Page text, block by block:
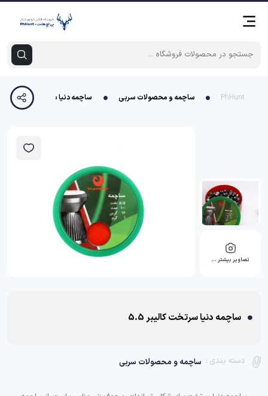
PhHunt ساچمه و محصولات سربی ساچمه دنیا سرتخت کالیبر 5.5
تصاویر بیشتر …
ساچمه دنیا سرتخت کالیبر 5.5
دسته بندی : ساچمه و محصولات سربی